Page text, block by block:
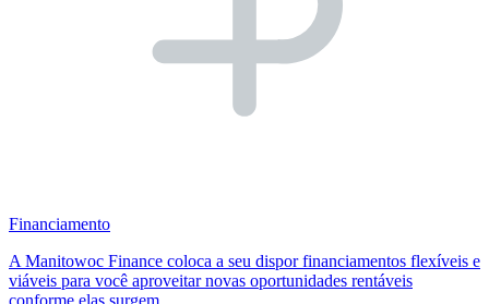
Financiamento
A Manitowoc Finance coloca a seu dispor financiamentos flexíveis e
viáveis para você aproveitar novas oportunidades rentáveis